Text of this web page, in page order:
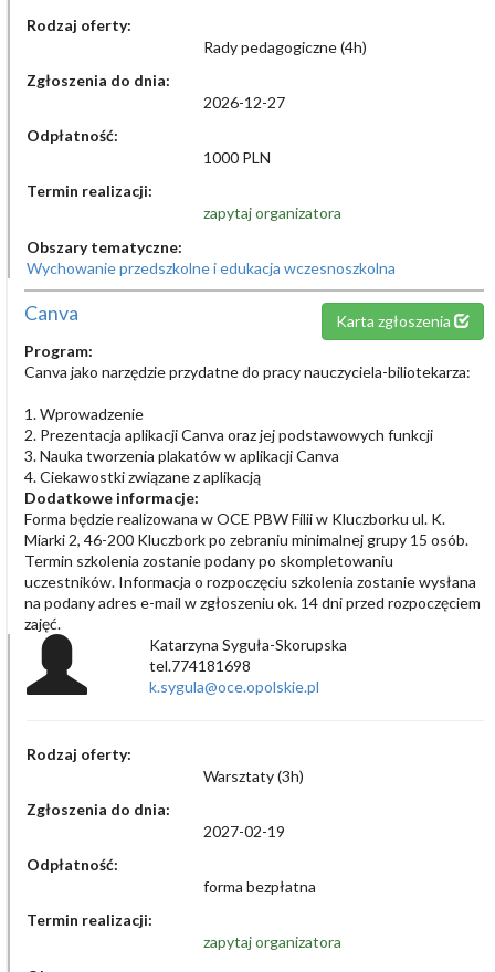
Rodzaj oferty:
Rady pedagogiczne (4h)
Zgłoszenia do dnia:
2026-12-27
Odpłatność:
1000 PLN
Termin realizacji:
zapytaj organizatora
Obszary tematyczne:
Wychowanie przedszkolne i edukacja wczesnoszkolna
Canva
Karta zgłoszenia
Program:
Canva jako narzędzie przydatne do pracy nauczyciela-biliotekarza:
1. Wprowadzenie
2. Prezentacja aplikacji Canva oraz jej podstawowych funkcji
3. Nauka tworzenia plakatów w aplikacji Canva
4. Ciekawostki związane z aplikacją
Dodatkowe informacje:
Forma będzie realizowana w OCE PBW Filii w Kluczborku ul. K.
Miarki 2, 46-200 Kluczbork po zebraniu minimalnej grupy 15 osób.
Termin szkolenia zostanie podany po skompletowaniu
uczestników. Informacja o rozpoczęciu szkolenia zostanie wysłana
na podany adres e-mail w zgłoszeniu ok. 14 dni przed rozpoczęciem
zajęć.
Katarzyna Syguła-Skorupska
tel.774181698
k.sygula@oce.opolskie.pl
Rodzaj oferty:
Warsztaty (3h)
Zgłoszenia do dnia:
2027-02-19
Odpłatność:
forma bezpłatna
Termin realizacji:
zapytaj organizatora